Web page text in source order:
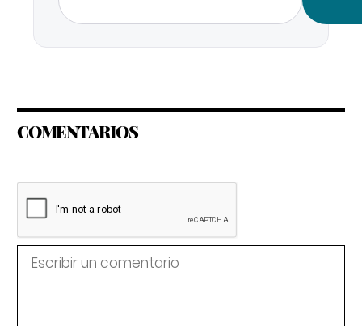
COMENTARIOS